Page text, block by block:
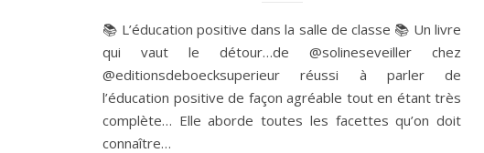
📚 L’éducation positive dans la salle de classe 📚 Un livre
qui vaut le détour…de @solineseveiller chez
@editionsdeboecksuperieur réussi à parler de
l’éducation positive de façon agréable tout en étant très
complète… Elle aborde toutes les facettes qu’on doit
connaître…